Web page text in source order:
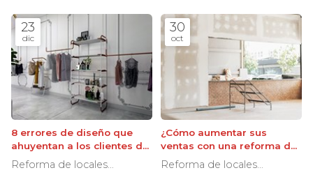
23
dic
8 errores de diseño que
ahuyentan a los clientes de
su local
Reforma de locales
30
oct
¿Cómo aumentar sus
ventas con una reforma del
local comercial?
Reforma de locales